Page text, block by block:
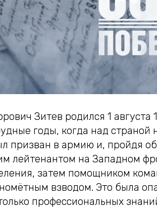
Зитев родился 1 августа
годы, когда над страной
призван в армию и, пройдя
лейтенантом на Западном
затем помощником
взводом. Это была
профессиональных